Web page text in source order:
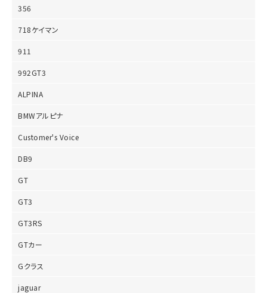
356
718ケイマン
911
992GT3
ALPINA
BMWアルピナ
Customer's Voice
DB9
GT
GT3
GT3RS
GTカー
Gクラス
jaguar